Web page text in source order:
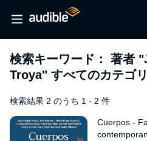
検索キーワード： 著者
Troya" すべてのカテゴ
検索結果 2 のうち 1 - 2 件
Cuerpos -